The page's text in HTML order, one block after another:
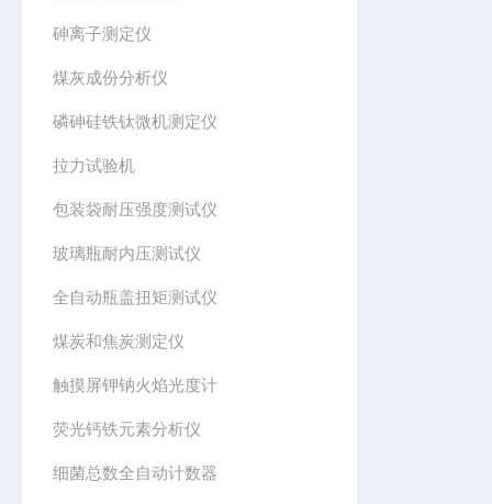
砷离子测定仪
煤灰成份分析仪
磷砷硅铁钛微机测定仪
拉力试验机
包装袋耐压强度测试仪
玻璃瓶耐内压测试仪
全自动瓶盖扭矩测试仪
煤炭和焦炭测定仪
触摸屏钾钠火焰光度计
荧光钙铁元素分析仪
细菌总数全自动计数器